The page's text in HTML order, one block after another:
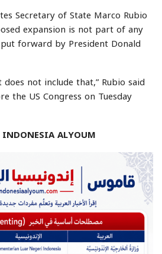
Secretary of State Marco Rubio
expansion is not part of any
forward by President Donald
not include that,” Rubio said
the US Congress on Tuesday
ALYOUM